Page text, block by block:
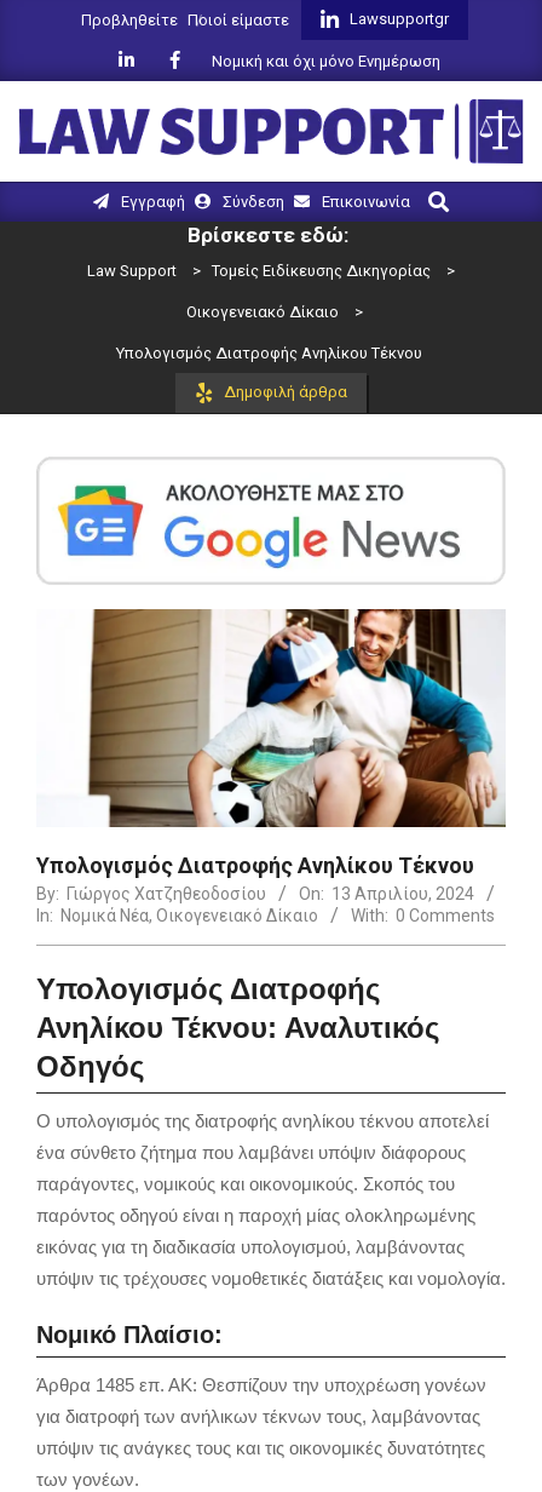
Προβληθείτε Ποιοί είμαστε Lawsupportgr
Νομική και όχι μόνο Ενημέρωση
LAW
SUPPORT
Navigation
Εγγραφή Σύνδεση Επικοινωνία
Search
Βρίσκεστε εδώ:
Law Support > Τομείς Ειδίκευσης Δικηγορίας >
Οικογενειακό Δίκαιο >
Υπολογισμός Διατροφής Ανηλίκου Τέκνου
Δημοφιλή άρθρα
Υπολογισμός Διατροφής Ανηλίκου Τέκνου
By: Γιώργος Χατζηθεοδοσίου On: 13 Απριλίου, 2024
In: Νομικά Νέα, Οικογενειακό Δίκαιο With: 0 Comments
Υπολογισμός Διατροφής
Ανηλίκου Τέκνου: Αναλυτικός
Οδηγός
Ο υπολογισμός της διατροφής ανηλίκου τέκνου αποτελεί
ένα σύνθετο ζήτημα που λαμβάνει υπόψιν διάφορους
παράγοντες, νομικούς και οικονομικούς. Σκοπός του
παρόντος οδηγού είναι η παροχή μίας ολοκληρωμένης
εικόνας για τη διαδικασία υπολογισμού, λαμβάνοντας
υπόψιν τις τρέχουσες νομοθετικές διατάξεις και νομολογία.
Νομικό Πλαίσιο:
Άρθρα 1485 επ. ΑΚ: Θεσπίζουν την υποχρέωση γονέων
για διατροφή των ανήλικων τέκνων τους, λαμβάνοντας
υπόψιν τις ανάγκες τους και τις οικονομικές δυνατότητες
των γονέων.